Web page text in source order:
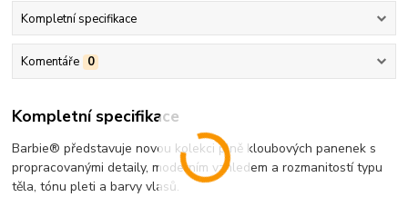
Kompletní specifikace
Komentáře 0
Kompletní specifikace
Barbie® představuje novou kolekci plně kloubových panenek s
propracovanými detaily, moderním vzhledem a rozmanitostí typu
těla, tónu pleti a barvy vlasů.